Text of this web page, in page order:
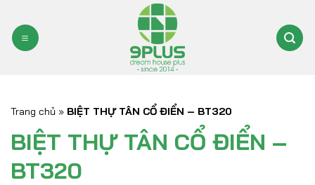
qua
nội
Trang chủ » BIỆT THỰ TÂN CỔ ĐIỂN – BT320
BIỆT THỰ TÂN CỔ ĐIỂN –
BT320